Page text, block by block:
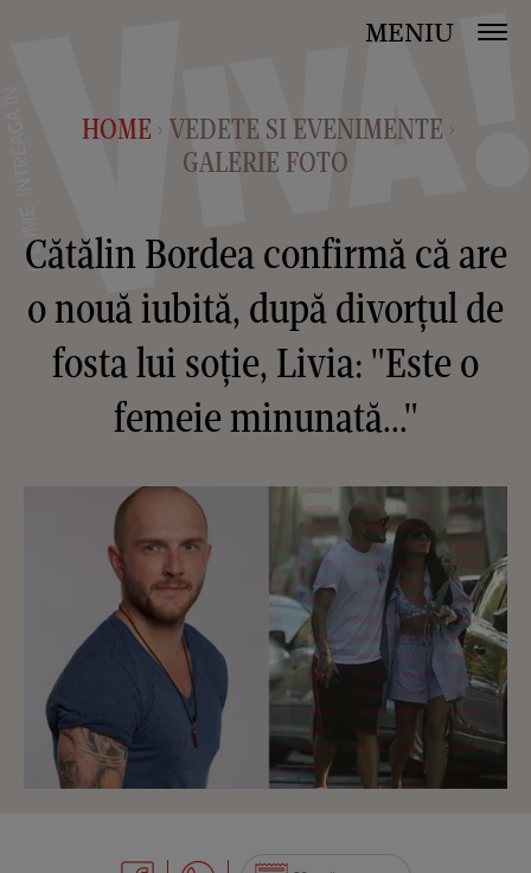
MENIU
HOME > VEDETE SI EVENIMENTE >
GALERIE FOTO
Cătălin Bordea confirmă că are
o nouă iubită, după divorțul de
fosta lui soție, Livia: "Este o
femeie minunată..."